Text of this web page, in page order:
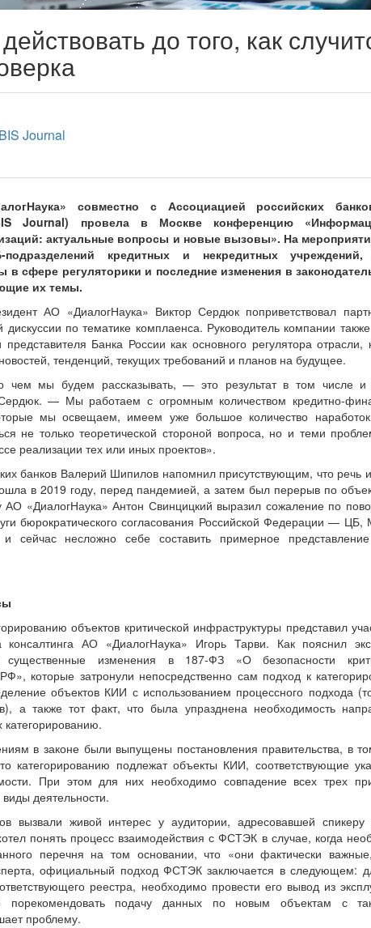
до того, как
Journal
совместно с Ассоциацией российских
Journal) провела в Москве конференцию
актуальные вопросы и новые вызовы». На
кредитных и некредитных
в сфере регуляторики и последние изменения в
их темы.
АО «ДиалогНаука» Виктор Сердюк поприветствовал
дискуссии по тематике комплаенса. Руководитель компании
Банка России как основного регулятора отрасли,
тенденций, текущих требований и планов на будущее.
чем мы будем рассказывать, — это результат в том числе и
— Мы работаем с огромным количеством кредитно-
мы освещаем, имеем уже большое количество
не только теоретической стороной вопроса, но и теми
реализации тех или иных проектов».
банков Валерий Шипилов напомнил присутствующим, что речь
в 2019 году, перед пандемией, а затем был перерыв по
АО «ДиалогНаука» Антон Свинцицкий выразил сожаление по
бюрократического согласования Российской Федерации — ЦБ,
сейчас несложно себе составить примерное
объектов критической инфраструктуры представил
консалтинга АО «ДиалогНаука» Игорь Тарви. Как пояснил
изменения в 187-ФЗ «О безопасности
которые затронули непосредственно сам подход к
объектов КИИ с использованием процессного подхода
а также тот факт, что была упразднена необходимость
в законе были выпущены постановления правительства, в
подлежат объекты КИИ, соответствующие
При этом для них необходимо совпадение всех трех
деятельности.
вызвали живой интерес у аудитории, адресовавшей
понять процесс взаимодействия с ФСТЭК в случае, когда
перечня на том основании, что «они фактически
официальный подход ФСТЭК заключается в следующем:
реестра, необходимо провести его вывод из
подачу данных по новым объектам с
проблему.